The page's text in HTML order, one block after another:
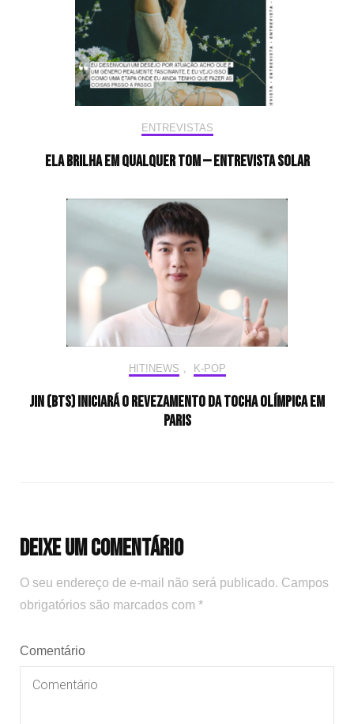
ENTREVISTAS
Ela brilha em qualquer tom — Entrevista Solar
HIT!NEWS K-POP
Jin (BTS) iniciará o revezamento da tocha olímpica em
Paris
Deixe um comentário
O seu endereço de e-mail não será publicado. Campos
obrigatórios são marcados com *
Comentário